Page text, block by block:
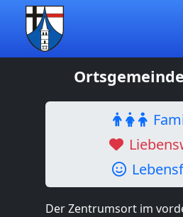
Der Zentrumsort im